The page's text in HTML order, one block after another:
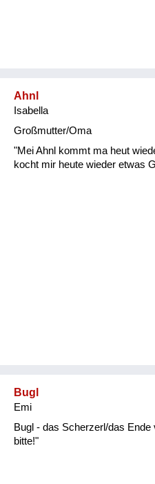
Ahnl
Isabella
Großmutter/Oma
"Mei Ahnl kommt ma heut
kocht mir heute wieder etwas
Bugl
Emi
Bugl - das Scherzerl/das
bitte!"